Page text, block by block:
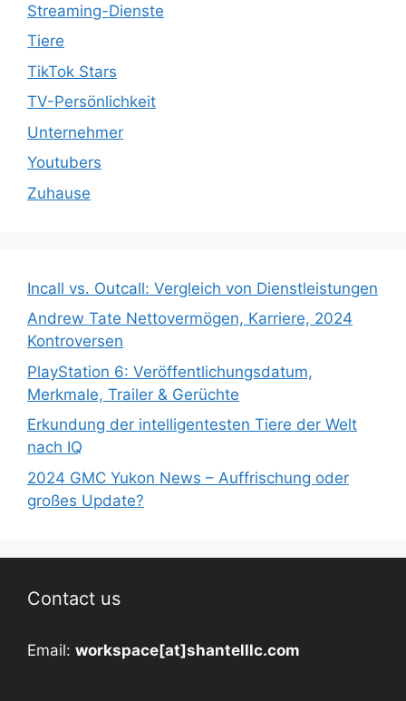
Streaming-Dienste
Tiere
TikTok Stars
TV-Persönlichkeit
Unternehmer
Youtubers
Zuhause
Incall vs. Outcall: Vergleich von Dienstleistungen
Andrew Tate Nettovermögen, Karriere, 2024
Kontroversen
PlayStation 6: Veröffentlichungsdatum,
Merkmale, Trailer & Gerüchte
Erkundung der intelligentesten Tiere der Welt
nach IQ
2024 GMC Yukon News – Auffrischung oder
großes Update?
Contact us
Email: workspace[at]shantelllc.com